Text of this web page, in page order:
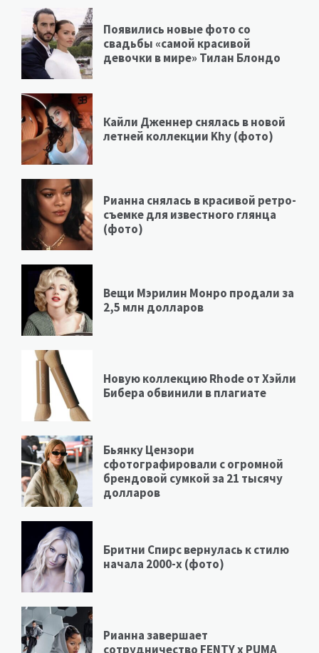
Появились новые фото со
свадьбы «самой красивой
девочки в мире» Тилан Блондо
Кайли Дженнер снялась в новой
летней коллекции Khy (фото)
Рианна снялась в красивой ретро-
съемке для известного глянца
(фото)
Вещи Мэрилин Монро продали за
2,5 млн долларов
Новую коллекцию Rhode от Хэйли
Бибера обвинили в плагиате
Бьянку Цензори
сфотографировали с огромной
брендовой сумкой за 21 тысячу
долларов
Бритни Спирс вернулась к стилю
начала 2000-х (фото)
Рианна завершает
сотрудничество FENTY х PUMA